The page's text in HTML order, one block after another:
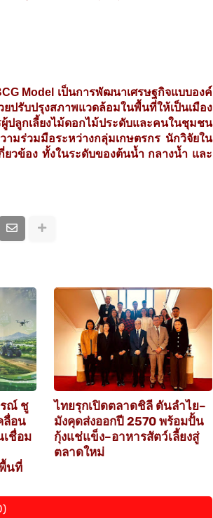
Model เป็นการพัฒนาเศรษฐกิจแบบองค์
ปรับปรุงสภาพแวดล้อมในพื้นที่ให้เป็นเมือง
ปลูกเลี้ยงไม้ดอกไม้ประดับและคนในชุมชน
ามร่วมมือระหว่างกลุ่มเกษตรกร นักวิจัยใน
วข้อง ทั้งในระดับของต้นน้ำ กลางน้ำ และ
รณ์ ชู
ลื่อน
เชื่อม
นที่
ไทยรุกเปิดตลาดชิลี ดันลำไย–
มังคุดส่งออกปี 2570 พร้อมปั้น
กุ้งแช่แข็ง–อาหารสัตว์เลี้ยงสู่
ตลาดใหม่